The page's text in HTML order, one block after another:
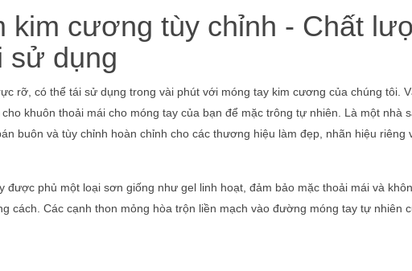
kim cương tùy chỉnh - Chất
sử dụng
rỡ, có thể tái sử dụng trong vài phút với móng tay kim cương của chúng tôi.
khuôn thoải mái cho móng tay của bạn để mặc trông tự nhiên. Là một nhà
buôn và tùy chỉnh hoàn chỉnh cho các thương hiệu làm đẹp, nhãn hiệu riêng
được phủ một loại sơn giống như gel linh hoạt, đảm bảo mặc thoải mái và
cách. Các cạnh thon mỏng hòa trộn liền mạch vào đường móng tay tự nhiên